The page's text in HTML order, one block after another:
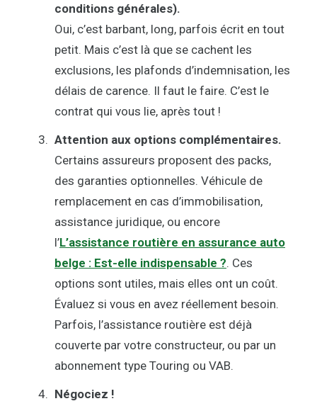
conditions générales).
Oui, c’est barbant, long, parfois écrit en tout
petit. Mais c’est là que se cachent les
exclusions, les plafonds d’indemnisation, les
délais de carence. Il faut le faire. C’est le
contrat qui vous lie, après tout !
Attention aux options complémentaires.
Certains assureurs proposent des packs,
des garanties optionnelles. Véhicule de
remplacement en cas d’immobilisation,
assistance juridique, ou encore
l’L’assistance routière en assurance auto
belge : Est-elle indispensable ?. Ces
options sont utiles, mais elles ont un coût.
Évaluez si vous en avez réellement besoin.
Parfois, l’assistance routière est déjà
couverte par votre constructeur, ou par un
abonnement type Touring ou VAB.
Négociez !